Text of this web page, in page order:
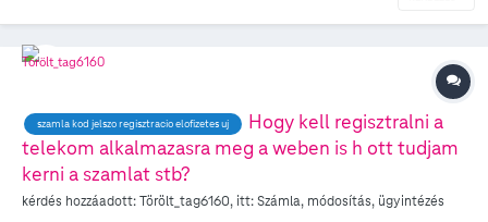
szamla kod jelszo regisztracio elofizetes uj
Hogy kell regisztralni a
telekom alkalmazasra meg a weben is h ott tudjam
kerni a szamlat stb?
kérdés hozzáadott:Törölt_tag6160, itt:Számla, módosítás, ügyintézés